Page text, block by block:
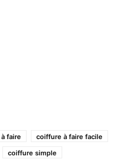
faire
coiffure à faire facile
coiffure simple